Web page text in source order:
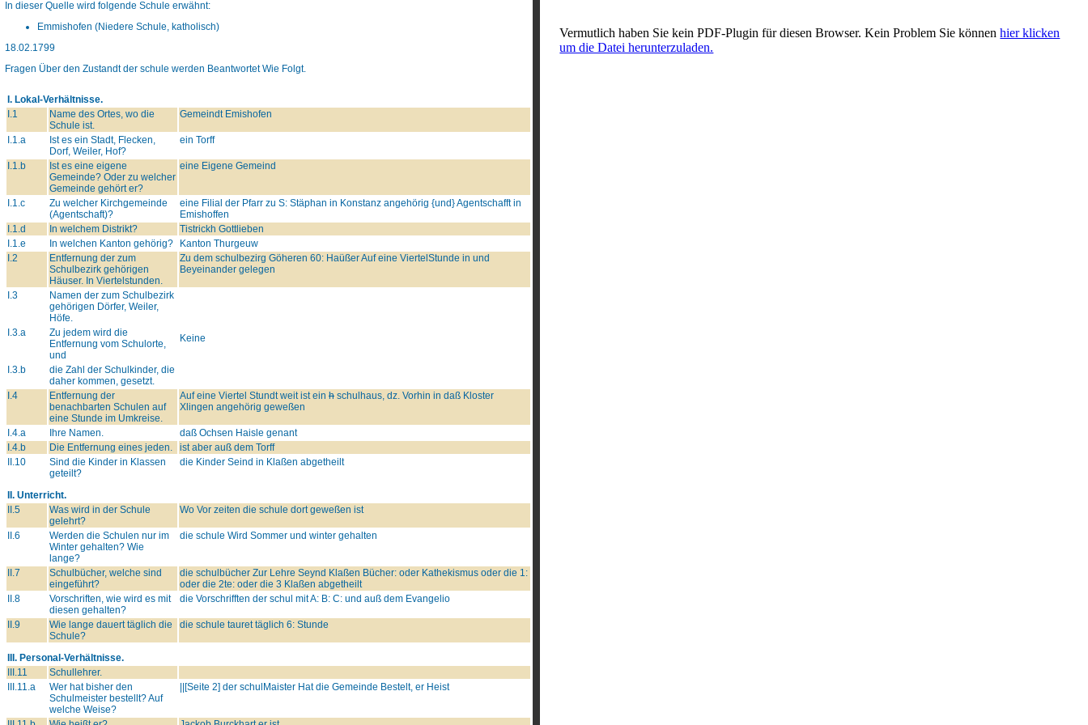
In dieser Quelle wird folgende Schule erwähnt:
Emmishofen (Niedere Schule, katholisch)
18.02.1799
Fragen Über den Zustandt der schule werden Beantwortet Wie Folgt.
I. Lokal-Verhältnisse.
I.1
Name des Ortes, wo die
Schule ist.
Gemeindt Emishofen
I.1.a
Ist es ein Stadt, Flecken,
Dorf, Weiler, Hof?
ein Torff
I.1.b
Ist es eine eigene
Gemeinde? Oder zu welcher
Gemeinde gehört er?
eine Eigene Gemeind
I.1.c
Zu welcher Kirchgemeinde
(Agentschaft)?
eine Filial der Pfarr zu S: Stäphan in Konstanz angehörig {und} Agentschafft in
Emishoffen
I.1.d
In welchem Distrikt?
Tistrickh Gottlieben
I.1.e
In welchen Kanton gehörig?
Kanton Thurgeuw
I.2
Entfernung der zum
Schulbezirk gehörigen
Häuser. In Viertelstunden.
Zu dem schulbezirg Göheren 60: Haüßer Auf eine ViertelStunde in und
Beyeinander gelegen
I.3
Namen der zum Schulbezirk
gehörigen Dörfer, Weiler,
Höfe.
Keine
I.3.a
Zu jedem wird die
Entfernung vom Schulorte,
und
I.3.b
die Zahl der Schulkinder, die
daher kommen, gesetzt.
I.4
Entfernung der
benachbarten Schulen auf
eine Stunde im Umkreise.
Auf eine Viertel Stundt weit ist ein h schulhaus, dz. Vorhin in daß Kloster
Xlingen angehörig geweßen
I.4.a Ihre Namen.
daß Ochsen Haisle genant
I.4.b
Die Entfernung eines jeden.
ist aber auß dem Torff
II.10
Sind die Kinder in Klassen
geteilt?
die Kinder Seind in Klaßen abgetheilt
II. Unterricht.
II.5
Was wird in der Schule
gelehrt?
Wo Vor zeiten die schule dort geweßen ist
II.6
Werden die Schulen nur im
Winter gehalten? Wie
lange?
die schule Wird Sommer und winter gehalten
II.7
Schulbücher, welche sind
eingeführt?
die schulbücher Zur Lehre Seynd Klaßen Bücher: oder Kathekismus oder die 1:
oder die 2te: oder die 3 Klaßen abgetheilt
II.8
Vorschriften, wie wird es mit
diesen gehalten?
die Vorschrifften der schul mit A: B: C: und auß dem Evangelio
II.9
Wie lange dauert täglich die
Schule?
die schule tauret täglich 6: Stunde
III. Personal-Verhältnisse.
III.11
Schullehrer.
III.11.a
Wer hat bisher den
Schulmeister bestellt? Auf
welche Weise?
||[Seite 2] der schulMaister Hat die Gemeinde Bestelt, er Heist
Vermutlich haben Sie kein PDF-Plugin für diesen Browser. Kein Problem Sie könnenhier klicken
um die Datei herunterzuladen.